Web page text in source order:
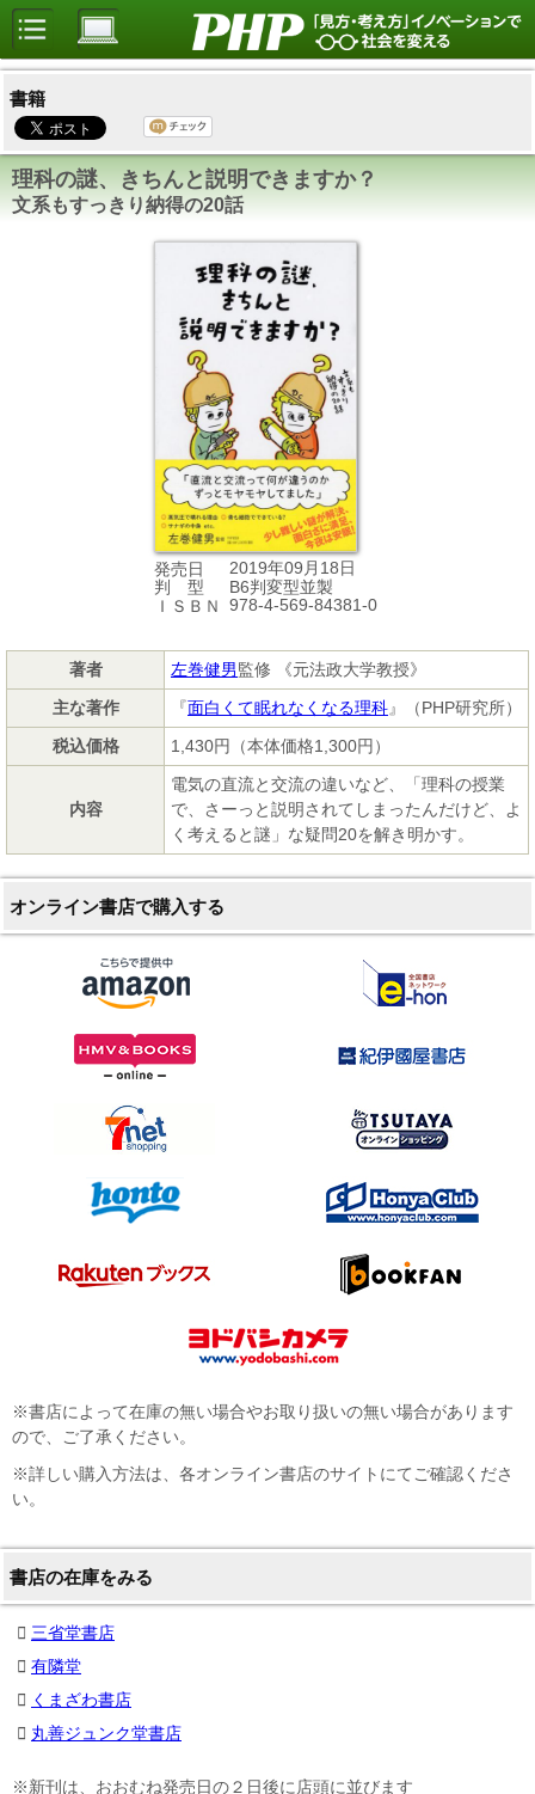
書籍
理科の謎、きちんと説明できますか？
文系もすっきり納得の20話
発売日
2019年09月18日
判 型
B6判変型並製
ＩＳＢＮ
978-4-569-84381-0
著者 左巻健男監修 《元法政大学教授》
主な著作
『面白くて眠れなくなる理科』（PHP研究所）
税込価格
1,430円（本体価格1,300円）
内容
電気の直流と交流の違いなど、「理科の授業
で、さーっと説明されてしまったんだけど、よ
く考えると謎」な疑問20を解き明かす。
オンライン書店で購入する
※書店によって在庫の無い場合やお取り扱いの無い場合があります
ので、ご了承ください。
※詳しい購入方法は、各オンライン書店のサイトにてご確認くださ
い。
書店の在庫をみる
三省堂書店
有隣堂
くまざわ書店
丸善ジュンク堂書店
※新刊は、おおむね発売日の２日後に店頭に並びます